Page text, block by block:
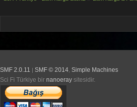
SMF 2.0.11 | SMF © 2014 Simple Machines
Sci Fi Türkiye bir nanoeray sitesidir.